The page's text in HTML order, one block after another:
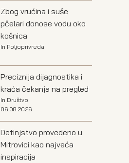
Zbog vrućina i suše
pčelari donose vodu oko
košnica
In Poljoprivreda
Preciznija dijagnostika i
kraća čekanja na pregled
In Društvo
06.08.2026.
Detinjstvo provedeno u
Mitrovici kao najveća
inspiracija